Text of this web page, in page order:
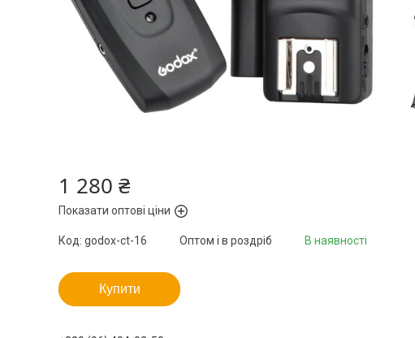
1 280 ₴
Показати оптові ціни
В наявності
Оптом і в роздріб
Код: godox-ct-16
Купити